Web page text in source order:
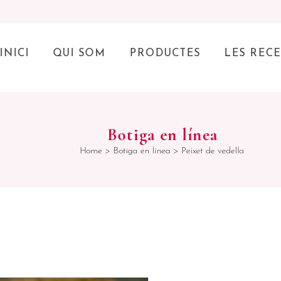
INICI QUI SOM PRODUCTES LES
Botiga en línea
Home > Botiga en línea > Peixet de vedella